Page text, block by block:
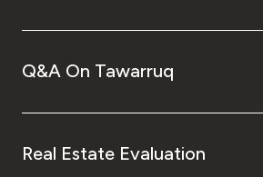
Q&A On Tawarruq
Real Estate Evaluation